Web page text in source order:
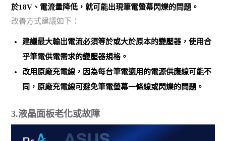
於18V、電流量降低，就可能出現筆電螢幕閃爍的問題。
改善方式建議如下：
建議最大輸出電流必須等於或大於原本的變壓器，使用合
乎筆電供電需求的變壓器規格。
改用原廠充電線，因為每台筆電適用的電源供應線可能不
同，原廠充電線可避免筆電螢幕一條線或閃爍的問題。
3.液晶面板老化或故障